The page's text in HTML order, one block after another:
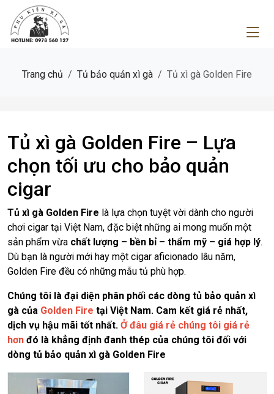
Trang chủ Tủ bảo quản xì gà Tủ xì gà Golden Fire
Tủ xì gà Golden Fire – Lựa
chọn tối ưu cho bảo quản
cigar
Tủ xì gà Golden Fire là lựa chọn tuyệt vời dành cho người
chơi cigar tại Việt Nam, đặc biệt những ai mong muốn một
sản phẩm vừa chất lượng – bền bỉ – thẩm mỹ – giá hợp lý.
Dù bạn là người mới hay một cigar aficionado lâu năm,
Golden Fire đều có những mẫu tủ phù hợp.
Chúng tôi là đại diện phân phối các dòng tủ bảo quản xì
gà của Golden Fire tại Việt Nam. Cam kết giá rẻ nhất,
dịch vụ hậu mãi tốt nhất. Ở đâu giá rẻ chúng tôi giá rẻ
hơn đó là khẳng định đanh thép của chúng tôi đối với
dòng tủ bảo quản xì gà Golden Fire